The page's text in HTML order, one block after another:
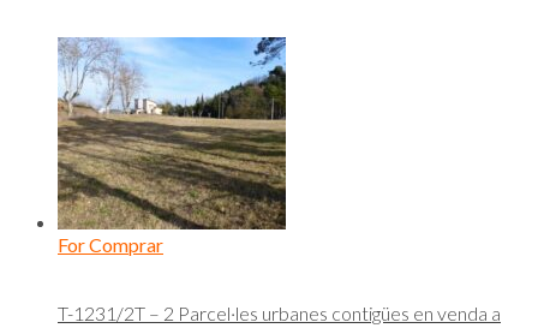
For Comprar
T-1231/2T – 2 Parcel·les urbanes contigües en venda a